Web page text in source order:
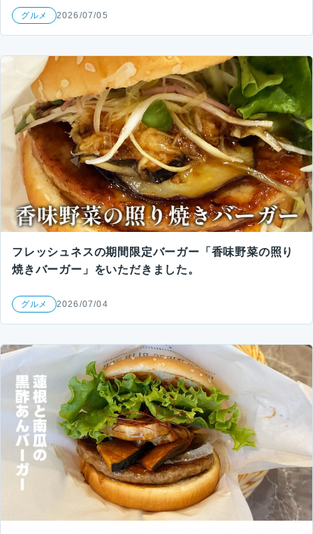
グルメ 2026/07/05
フレッシュネスの期間限定バーガー「香味野菜の照り
焼きバーガー」をいただきました。
グルメ 2026/07/04